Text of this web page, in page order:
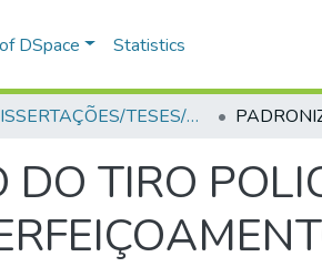
DSpace Statistics
DISSERTAÇÕES/TESES/MONOGRAFIAS
TIRO